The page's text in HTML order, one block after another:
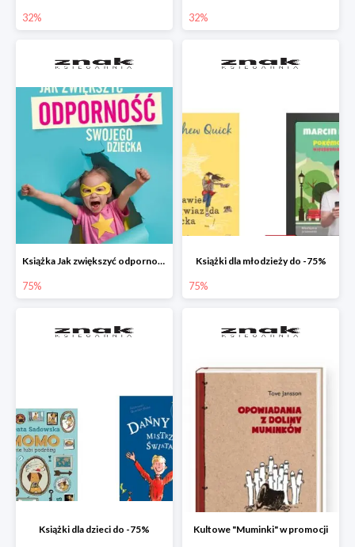
32% 32%
Książka Jak zwiększyć odporność swojego dziecka w promocji
75%
Książki dla młodzieży do -75%
75%
Książki dla dzieci do -75% Kultowe "Muminki" w promocji